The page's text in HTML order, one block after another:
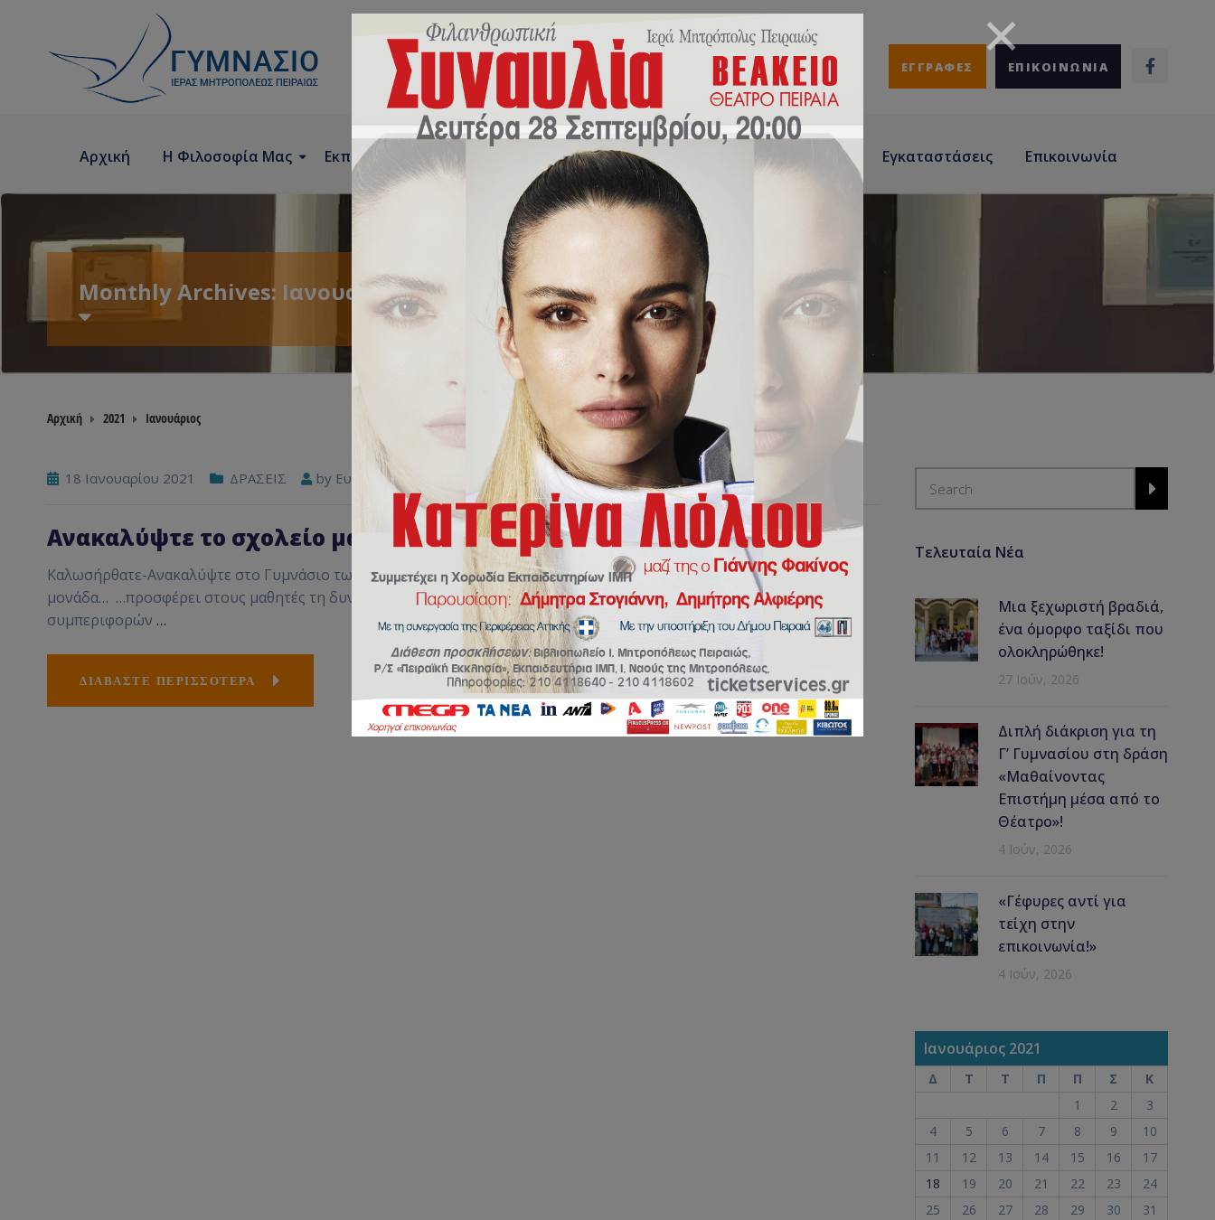
ΕΓΓΡΑΦΕΣ ΕΠΙΚΟΙΝΩΝΙΑ
Αρχική Η Φιλοσοφία Μας Εκπαιδευτικό Πρόγραμμα Πρόγραμμα Εκδηλώσεων Νέα/Δράσεις Εγκαταστάσεις Επικοινωνία
Monthly Archives: Ιανουάριος 2021
Αρχική 2021 Ιανουάριος
18 Ιανουαρίου 2021 ΔΡΑΣΕΙΣ by Ευάγγελος Γιακουμόγλου
Ανακαλύψτε το σχολείο μας!!
Καλωσήρθατε-Ανακαλύψτε στο Γυμνάσιο των Εκπαιδευτηρίων της Ιεράς Μητροπόλεως Πειραιώς. Η σχολική μας
μονάδα… …προσφέρει στους μαθητές τη δυνατότητα απόκτησης ενός συνόλου γνώσεων, δεξιοτήτων και
συμπεριφορών …
ΔΙΑΒΑΣΤΕ ΠΕΡΙΣΣΟΤΕΡΑ
Τελευταία Νέα
Μια ξεχωριστή βραδιά,
ένα όμορφο ταξίδι που
ολοκληρώθηκε!
27 Ιούν, 2026
Διπλή διάκριση για τη
Γ’ Γυμνασίου στη δράση
«Μαθαίνοντας
Επιστήμη μέσα από το
Θέατρο»!
4 Ιούν, 2026
«Γέφυρες αντί για
τείχη στην
επικοινωνία!»
4 Ιούν, 2026
Ιανουάριος 2021
Δ Τ Τ Π Π Σ
Κ
1
2
3
4
5 6 7 8 9
10
11
12 13 14 15 16
17
18
19 20 21 22 23
24
25
26 27 28 29 30 31